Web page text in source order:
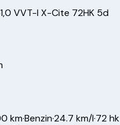
1,0 VVT-I X-Cite 72HK 5d
km·Benzin·24.7 km/l·72 hk